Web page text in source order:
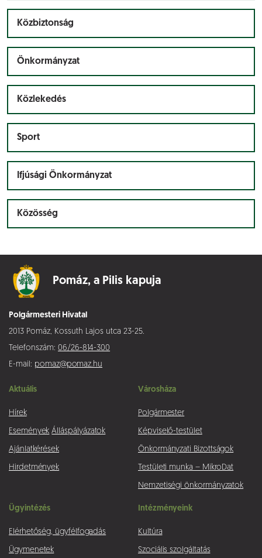
Közbiztonság
Önkormányzat
Közlekedés
Sport
Ifjúsági Önkormányzat
Közösség
Pomáz, a Pilis kapuja
Polgármesteri Hivatal
2013 Pomáz, Kossuth Lajos utca 23-25.
Telefonszám: 06/26-814-300
E-mail: pomaz@pomaz.hu
Aktuális
Hírek
Események Álláspályázatok
Ajánlatkérések
Hirdetmények
Városháza
Polgármester
Képviselő-testület
Önkormányzati Bizottságok
Testületi munka – MikroDat
Nemzetiségi önkormányzatok
Ügyintézés
Elérhetőség, ügyfélfogadás
Ügymenetek
Intézményeink
Kultúra
Szociális szolgáltatás